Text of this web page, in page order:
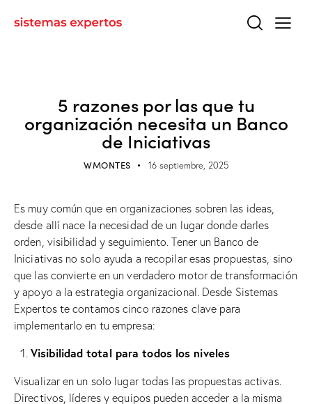
5 razones por las que tu
organización necesita un Banco
de Iniciativas
WMONTES 16 septiembre, 2025
Es muy común que en organizaciones sobren las ideas,
desde allí nace la necesidad de un lugar donde darles
orden, visibilidad y seguimiento. Tener un Banco de
Iniciativas no solo ayuda a recopilar esas propuestas, sino
que las convierte en un verdadero motor de transformación
y apoyo a la estrategia organizacional. Desde Sistemas
Expertos te contamos cinco razones clave para
implementarlo en tu empresa:
Visibilidad total para todos los niveles
Visualizar en un solo lugar todas las propuestas activas.
Directivos, líderes y equipos pueden acceder a la misma